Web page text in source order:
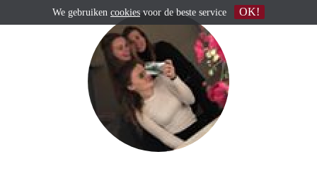
We gebruiken cookies voor de beste service OK!